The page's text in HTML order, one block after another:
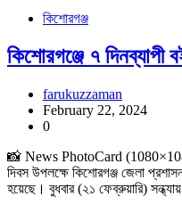
কিশোরগঞ্জ
কিশোরগঞ্জে ৭ দিনব্যাপী
farukuzzaman
February 22, 2024
0
📸 News PhotoCard
দিবস উপলক্ষে কিশোরগঞ্জ জেলা
হয়েছে। বুধবার (২১ ফেব্রুয়ারি)